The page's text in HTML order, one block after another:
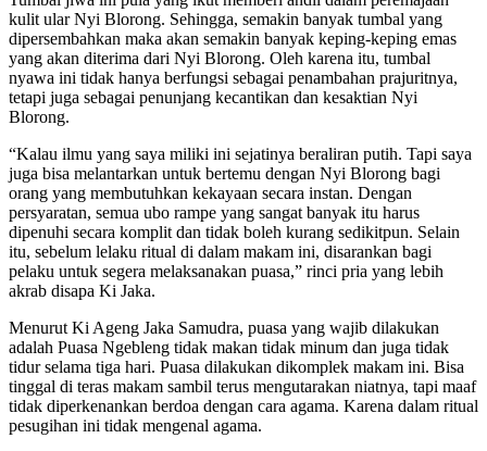
kulit ular Nyi Blorong. Sehingga, semakin banyak tumbal yang
dipersembahkan maka akan semakin banyak keping-keping emas
yang akan diterima dari Nyi Blorong. Oleh karena itu, tumbal
nyawa ini tidak hanya berfungsi sebagai penambahan prajuritnya,
tetapi juga sebagai penunjang kecantikan dan kesaktian Nyi
Blorong.
“Kalau ilmu yang saya miliki ini sejatinya beraliran putih. Tapi saya
juga bisa melantarkan untuk bertemu dengan Nyi Blorong bagi
orang yang membutuhkan kekayaan secara instan. Dengan
persyaratan, semua ubo rampe yang sangat banyak itu harus
dipenuhi secara komplit dan tidak boleh kurang sedikitpun. Selain
itu, sebelum lelaku ritual di dalam makam ini, disarankan bagi
pelaku untuk segera melaksanakan puasa,” rinci pria yang lebih
akrab disapa Ki Jaka.
Menurut Ki Ageng Jaka Samudra, puasa yang wajib dilakukan
adalah Puasa Ngebleng tidak makan tidak minum dan juga tidak
tidur selama tiga hari. Puasa dilakukan dikomplek makam ini. Bisa
tinggal di teras makam sambil terus mengutarakan niatnya, tapi maaf
tidak diperkenankan berdoa dengan cara agama. Karena dalam ritual
pesugihan ini tidak mengenal agama.